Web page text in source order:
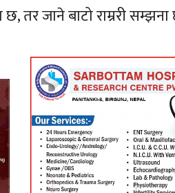
तर जाने बाटो राम्ररी सम्झना